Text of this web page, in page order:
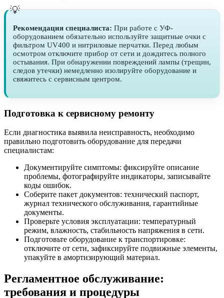
Рекомендация специалиста: При работе с УФ-
оборудованием обязательно используйте защитные очки с
фильтром UV400 и нитриловые перчатки. Перед любым
осмотром отключите прибор от сети и дождитесь полного
остывания. При обнаружении повреждений лампы (трещин,
следов утечки) немедленно изолируйте оборудование и
свяжитесь с сервисным центром.
Подготовка к сервисному ремонту
Если диагностика выявила неисправность, необходимо
правильно подготовить оборудование для передачи
специалистам:
Документируйте симптомы: фиксируйте описание
проблемы, фотографируйте индикаторы, записывайте
коды ошибок.
Соберите пакет документов: технический паспорт,
журнал технического обслуживания, гарантийные
документы.
Проверьте условия эксплуатации: температурный
режим, влажность, стабильность напряжения в сети.
Подготовьте оборудование к транспортировке:
отключите от сети, зафиксируйте подвижные элементы,
упакуйте в амортизирующий материал.
Регламентное обслуживание:
требования и процедуры